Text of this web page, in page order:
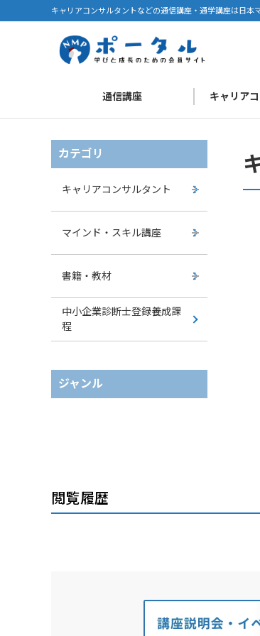
キャリアコンサルタントなどの通信講座・通学講座は日本
通信講座 キャリア
カテゴリ
キャリアコンサルタント
マインド・スキル講座
書籍・教材
中小企業診断士登録養成課
程
ジャンル
閲覧履歴